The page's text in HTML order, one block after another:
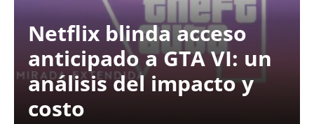
Netflix blinda acceso
anticipado a GTA VI: un
análisis del impacto y
costo